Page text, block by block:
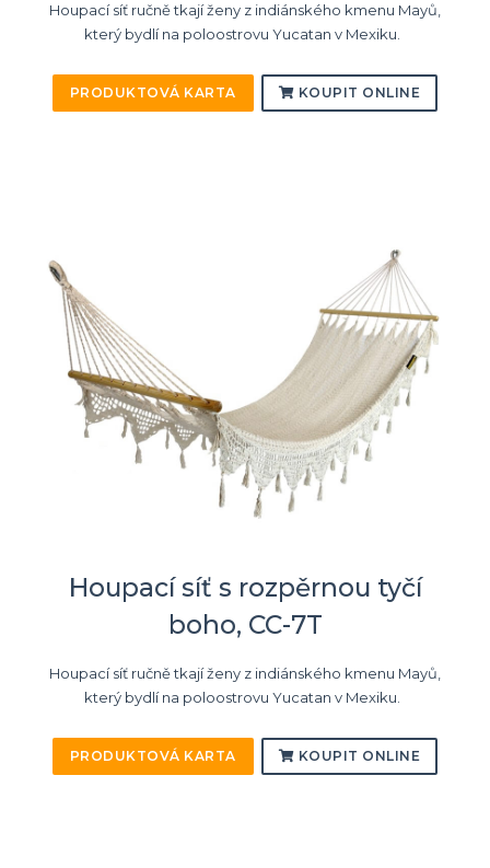
Houpací síť ručně tkají ženy z indiánského kmenu Mayů,
který bydlí na poloostrovu Yucatan v Mexiku.
PRODUKTOVÁ KARTA KOUPIT ONLINE
Houpací síť s rozpěrnou tyčí
boho, CC-7T
Houpací síť ručně tkají ženy z indiánského kmenu Mayů,
který bydlí na poloostrovu Yucatan v Mexiku.
PRODUKTOVÁ KARTA KOUPIT ONLINE